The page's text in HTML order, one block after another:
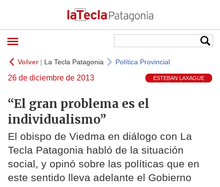
Volver| La Tecla Patagonia Política Provincial
26 de diciembre de 2013 ESTEBAN LAXAGUE
“El gran problema es el
individualismo”
El obispo de Viedma en diálogo con La
Tecla Patagonia habló de la situación
social, y opinó sobre las políticas que en
este sentido lleva adelante el Gobierno